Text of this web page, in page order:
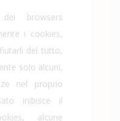
browsers
i cookies,
del tutto,
solo alcuni,
nel proprio
inibisce il
alcune